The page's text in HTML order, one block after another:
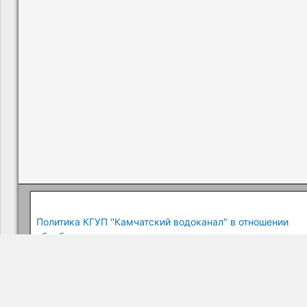
Политика КГУП "Камчатский водоканал" в отношении
обработки персональных данных